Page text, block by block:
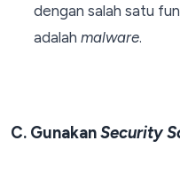
dengan salah satu
adalah malware.
C. GunakanSecurity